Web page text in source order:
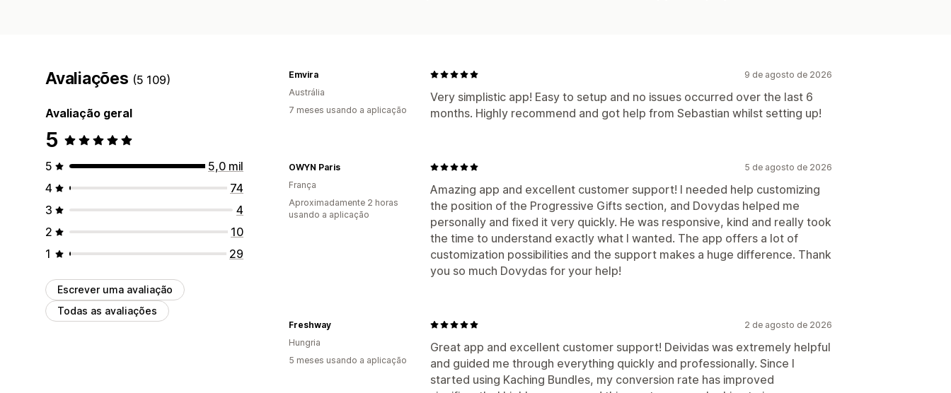
Avaliações (5 109)
Avaliação geral
5
5
5,0 mil
4
74
3
4
2
10
1
29
Escrever uma avaliação
Todas as avaliações
9 de agosto de 2026
Very simplistic app! Easy to setup and no issues occurred over the last 6
months. Highly recommend and got help from Sebastian whilst setting up!
Emvira
Austrália
7 meses usando a aplicação
5 de agosto de 2026
Amazing app and excellent customer support! I needed help customizing
the position of the Progressive Gifts section, and Dovydas helped me
personally and fixed it very quickly. He was responsive, kind and really took
the time to understand exactly what I wanted. The app offers a lot of
customization possibilities and the support makes a huge difference. Thank
you so much Dovydas for your help!
OWYN Paris
França
Aproximadamente 2 horas
usando a aplicação
2 de agosto de 2026
Great app and excellent customer support! Deividas was extremely helpful
and guided me through everything quickly and professionally. Since I
started using Kaching Bundles, my conversion rate has improved
Freshway
Hungria
5 meses usando a aplicação